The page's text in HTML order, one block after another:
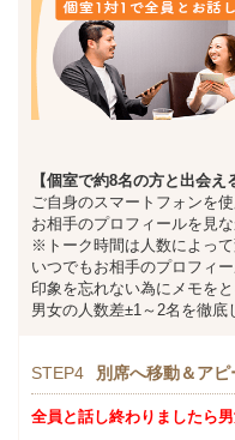
【個室で約8名の方と出会え
ご自身のスマートフォンを使
お相手のプロフィールを見
※トーク時間は人数によっ
いつでもお相手のプロフィ
印象を忘れない為にメモを
男女の人数差±1～2名を徹底
STEP4 別席へ移動＆アピ
全員と話し終わりましたら